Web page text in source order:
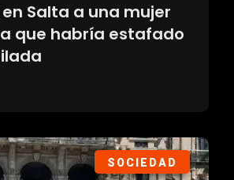
Salta a una mujer
que habría estafado
SOCIEDAD